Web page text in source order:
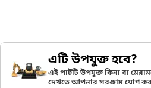
এটি উপযুক্ত হবে?
এই পার্টটি উপযুক্ত কিনা বা
দেখতে আপনার সরঞ্জাম যোগ